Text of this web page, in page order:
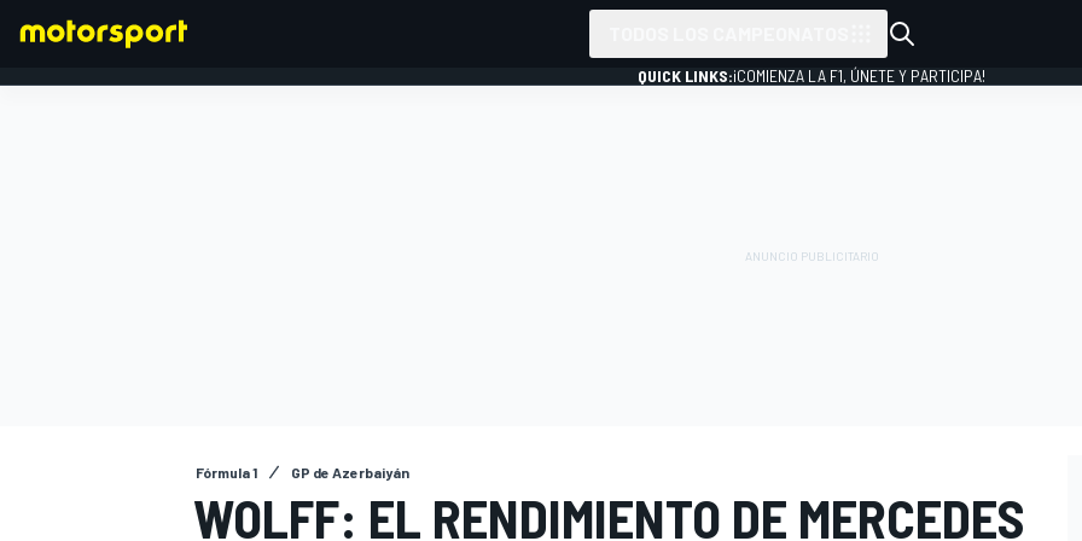
QUICK LINKS:¡COMIENZA LA F1, ÚNETE Y PARTICIPA!
Fórmula 1 GP de Azerbaiyán
WOLFF: EL RENDIMIENTO DE MERCEDES